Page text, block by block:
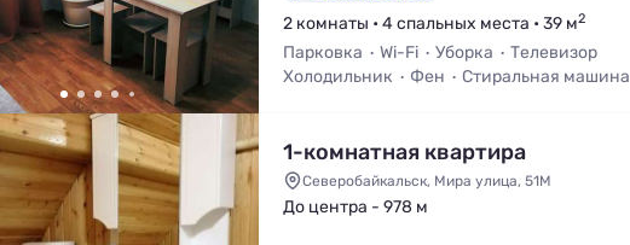
2 комнаты • 4 спальных места • 39 м2
Парковка Wi-Fi Уборка
Телевизор
Холодильник
Фен Стиральная машина
1-комнатная квартира
Северобайкальск, Мира улица, 51М
До центра - 978 м